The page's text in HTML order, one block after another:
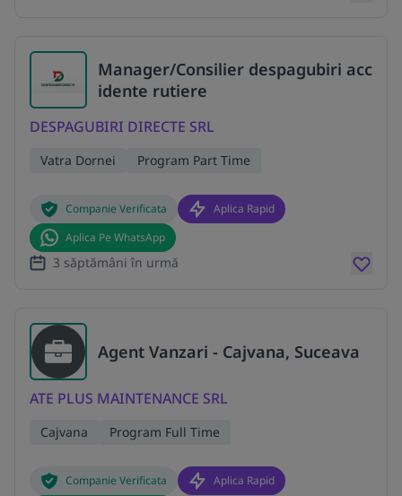
Manager/Consilier despagubiri acc
idente rutiere
DESPAGUBIRI DIRECTE SRL
Vatra Dornei Program Part Time
Companie Verificata
Aplica Rapid
Aplica Pe WhatsApp
3 săptămâni în urmă
Agent Vanzari - Cajvana, Suceava
ATE PLUS MAINTENANCE SRL
Cajvana Program Full Time
Companie Verificata
Aplica Rapid